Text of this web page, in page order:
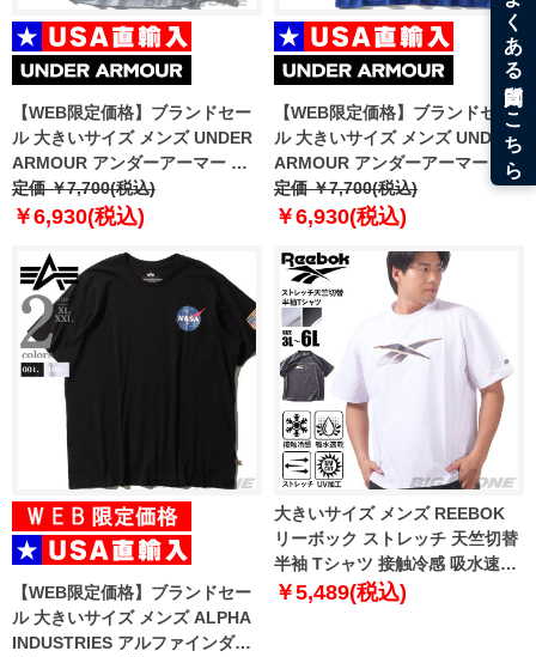
【WEB限定価格】ブランドセー
ル 大きいサイズ メンズ UNDER
ARMOUR アンダーアーマー プ
リント 半袖 Tシャツ USA直輸入
um0638
定価 ￥7,700(税込)
￥6,930(税込)
【WEB限定価格】ブランドセー
ル 大きいサイズ メンズ UNDER
ARMOUR アンダーアーマー ロ
ゴ プリント 半袖 Tシャツ USA直
輸入 um5104
定価 ￥7,700(税込)
￥6,930(税込)
【WEB限定価格】ブランドセー
ル 大きいサイズ メンズ ALPHA
INDUSTRIES アルファインダス
大きいサイズ メンズ REEBOK
リーボック ストレッチ 天竺切替
半袖 Tシャツ 接触冷感 吸水速乾
UV加工 消臭 x5532r 【t2501】
￥5,489(税込)